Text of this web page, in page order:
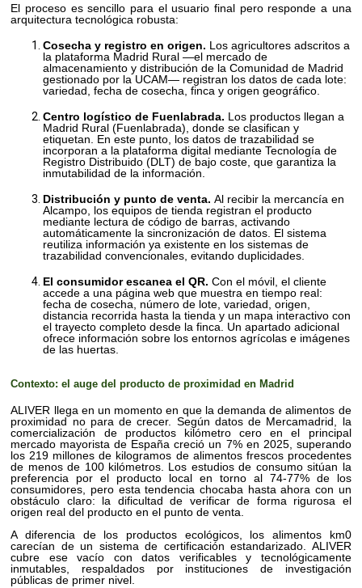
El proceso es sencillo para el usuario final pero responde a una
arquitectura tecnológica robusta:
Cosecha y registro en origen. Los agricultores adscritos a
la plataforma Madrid Rural —el mercado de
almacenamiento y distribución de la Comunidad de Madrid
gestionado por la UCAM— registran los datos de cada lote:
variedad, fecha de cosecha, finca y origen geográfico.
Centro logístico de Fuenlabrada. Los productos llegan a
Madrid Rural (Fuenlabrada), donde se clasifican y
etiquetan. En este punto, los datos de trazabilidad se
incorporan a la plataforma digital mediante Tecnología de
Registro Distribuido (DLT) de bajo coste, que garantiza la
inmutabilidad de la información.
Distribución y punto de venta.Al recibir la mercancía en
Alcampo, los equipos de tienda registran el producto
mediante lectura de código de barras, activando
automáticamente la sincronización de datos. El sistema
reutiliza información ya existente en los sistemas de
trazabilidad convencionales, evitando duplicidades.
El consumidor escanea el QR.Con el móvil, el cliente
accede a una página web que muestra en tiempo real:
fecha de cosecha, número de lote, variedad, origen,
distancia recorrida hasta la tienda y un mapa interactivo con
el trayecto completo desde la finca. Un apartado adicional
ofrece información sobre los entornos agrícolas e imágenes
de las huertas.
Contexto: el auge del producto de proximidad en Madrid
ALIVER llega en un momento en que la demanda de alimentos de
proximidad no para de crecer. Según datos de Mercamadrid, la
comercialización de productos kilómetro cero en el principal
mercado mayorista de España creció un 7% en 2025, superando
los 219 millones de kilogramos de alimentos frescos procedentes
de menos de 100 kilómetros. Los estudios de consumo sitúan la
preferencia por el producto local en torno al 74-77% de los
consumidores, pero esta tendencia chocaba hasta ahora con un
obstáculo claro: la dificultad de verificar de forma rigurosa el
origen real del producto en el punto de venta.
A diferencia de los productos ecológicos, los alimentos km0
carecían de un sistema de certificación estandarizado. ALIVER
cubre ese vacío con datos verificables y tecnológicamente
inmutables, respaldados por instituciones de investigación
públicas de primer nivel.